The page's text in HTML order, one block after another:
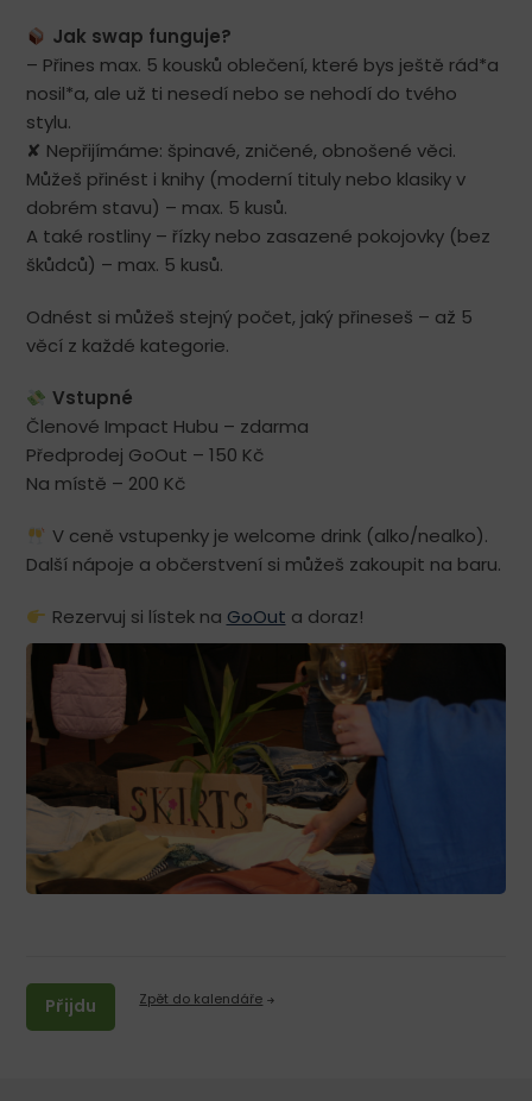
Jak swap funguje?
– Přines max. 5 kousků oblečení, které bys ještě rád*a
nosil*a, ale už ti nesedí nebo se nehodí do tvého
stylu.
✘ Nepřijímáme: špinavé, zničené, obnošené věci.
Můžeš přinést i knihy (moderní tituly nebo klasiky v
dobrém stavu) – max. 5 kusů.
A také rostliny – řízky nebo zasazené pokojovky (bez
škůdců) – max. 5 kusů.
Odnést si můžeš stejný počet, jaký přineseš – až 5
věcí z každé kategorie.
Vstupné
Členové Impact Hubu – zdarma
Předprodej GoOut – 150 Kč
Na místě – 200 Kč
V ceně vstupenky je welcome drink (alko/nealko).
Další nápoje a občerstvení si můžeš zakoupit na baru.
Rezervuj si lístek na GoOut a doraz!
Přijdu Zpět do kalendáře